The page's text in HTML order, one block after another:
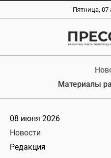
Пятница, 07
Материалы
08 июня 2026
Новости
Редакция